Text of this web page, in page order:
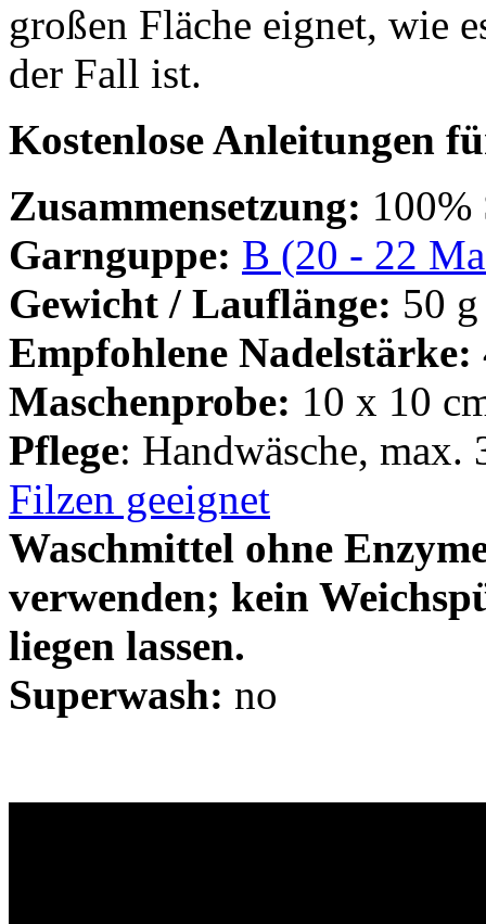
großen Fläche eignet, wie
der Fall ist.
Kostenlose Anleitungen
Zusammensetzung:
Garnguppe: B (20 - 22
Gewicht / Lauflänge: 50
Empfohlene Nadelstärke:
Maschenprobe: 10 x 10
Pflege: Handwäsche,
Filzen geeignet
Waschmittel ohne
verwenden; kein
liegen lassen.
Superwash: no